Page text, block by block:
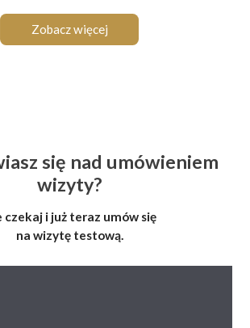
Zobacz więcej
się nad umówieniem
wizyty?
czekaj i już teraz umów się
na wizytę testową.